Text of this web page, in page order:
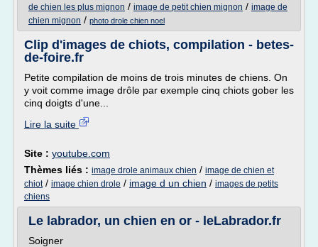
de chien les plus mignon / image de petit chien mignon / image de
chien mignon / photo drole chien noel
Clip d'images de chiots, compilation - betes-
de-foire.fr
Petite compilation de moins de trois minutes de chiens. On
y voit comme image drôle par exemple cinq chiots gober les
cinq doigts d'une...
Lire la suite
Site : youtube.com
Thèmes liés : image drole animaux chien / image de chien et
chiot/ image chien drole / image d un chien / images de petits
chiens
Le labrador, un chien en or - leLabrador.fr
Soigner